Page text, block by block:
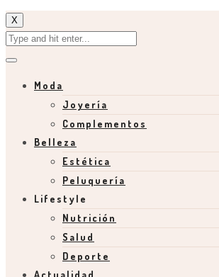
X
Moda
Joyería
Complementos
Belleza
Estética
Peluquería
Lifestyle
Nutrición
Salud
Deporte
Actualidad